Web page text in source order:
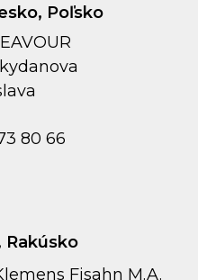
Poľsko
80 66
Rakúsko
Fisahn M.A.